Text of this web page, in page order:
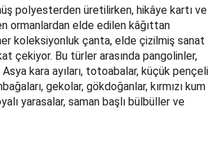
polyesterden üretilirken, hikâye kartı ve
ormanlardan elde edilen kâğıttan
koleksiyonluk çanta, elde çizilmiş sanat
çekiyor. Bu türler arasında pangolinler,
kara ayıları, totoabalar, küçük pençeli
gekolar, gökdoğanlar, kırmızı kum
yarasalar, saman başlı bülbüller ve